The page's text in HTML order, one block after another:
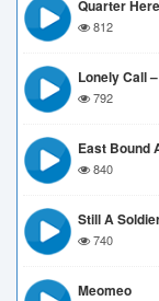
Quarter Here
812
Lonely Call
792
East Bound
840
Still A
740
Meomeo